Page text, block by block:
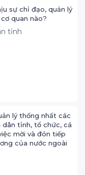
sự chỉ đạo, quản lý
quan nào?
tỉnh
lý thống nhất các
dân tỉnh, tổ chức, cá
mời và đón tiếp
của nước ngoài